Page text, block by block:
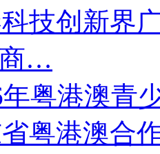
技创新界
…
年粤港澳青
粤港澳合